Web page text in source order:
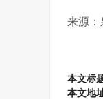
来源：
本文标
本文地